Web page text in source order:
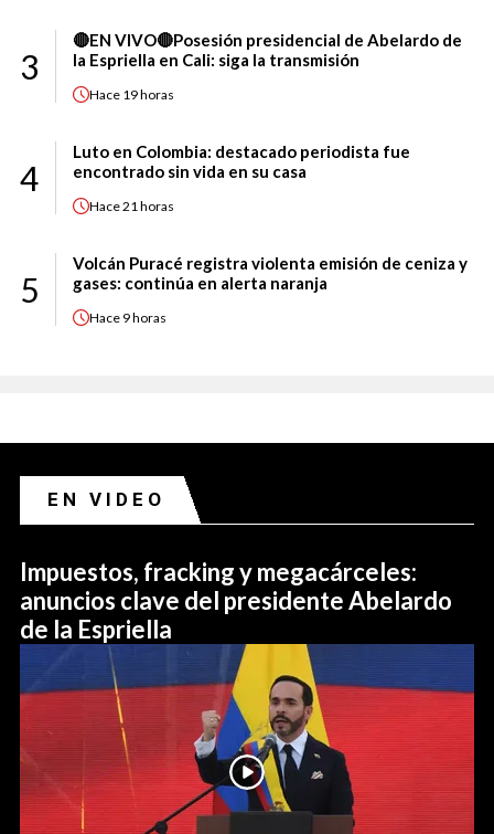
3
🔴EN VIVO🔴Posesión presidencial de Abelardo de
la Espriella en Cali: siga la transmisión
Hace 19 horas
4
Luto en Colombia: destacado periodista fue
encontrado sin vida en su casa
Hace21 horas
5
Volcán Puracé registra violenta emisión de ceniza y
gases: continúa en alerta naranja
Hace 9 horas
EN VIDEO
Impuestos, fracking y megacárceles:
anuncios clave del presidente Abelardo
de la Espriella